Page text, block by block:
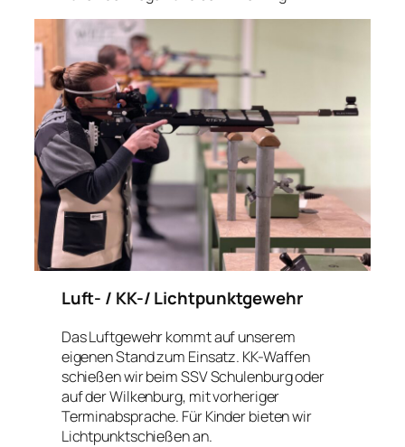
Luft- / KK-/ Lichtpunktgewehr
Das Luftgewehr kommt auf unserem
eigenen Stand zum Einsatz. KK-Waffen
schießen wir beim SSV Schulenburg oder
auf der Wilkenburg, mit vorheriger
Terminabsprache. Für Kinder bieten wir
Lichtpunktschießen an.